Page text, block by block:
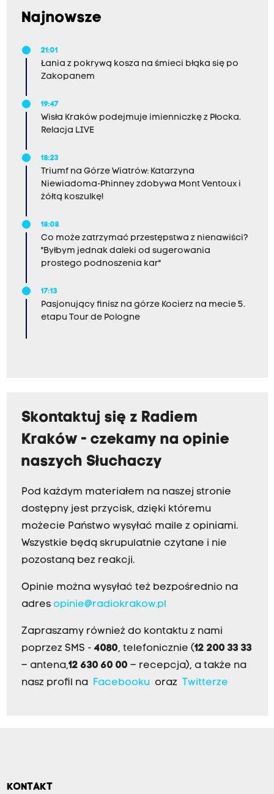
Najnowsze
21:01
Łania z pokrywą kosza na śmieci błąka się po
Zakopanem
19:47
Wisła Kraków podejmuje imienniczkę z Płocka.
Relacja LIVE
18:23
Triumf na Górze Wiatrów: Katarzyna
Niewiadoma-Phinney zdobywa Mont Ventoux i
żółtą koszulkę!
18:08
Co może zatrzymać przestępstwa z nienawiści?
"Byłbym jednak daleki od sugerowania
prostego podnoszenia kar"
17:13
Pasjonujący finisz na górze Kocierz na mecie 5.
etapu Tour de Pologne
Skontaktuj się z Radiem
Kraków - czekamy na opinie
naszych Słuchaczy
Pod każdym materiałem na naszej stronie
dostępny jest przycisk, dzięki któremu
możecie Państwo wysyłać maile z opiniami.
Wszystkie będą skrupulatnie czytane i nie
pozostaną bez reakcji.
Opinie można wysyłać też bezpośrednio na
adres opinie@radiokrakow.pl
Zapraszamy również do kontaktu z nami
poprzez SMS - 4080, telefonicznie (12 200 33 33
– antena,12 630 60 00 – recepcja), a także na
nasz profil na
Facebookuoraz Twitterze
KONTAKT